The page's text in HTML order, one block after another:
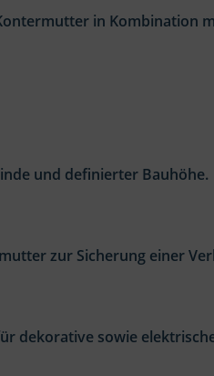
in Kombination
und definierter Bauhöhe.
zur Sicherung einer
dekorative sowie